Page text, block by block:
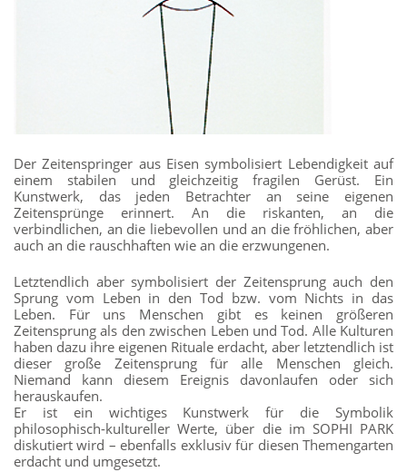
Der Zeitenspringer aus Eisen symbolisiert Lebendigkeit auf
einem stabilen und gleichzeitig fragilen Gerüst. Ein
Kunstwerk, das jeden Betrachter an seine eigenen
Zeitensprünge erinnert. An die riskanten, an die
verbindlichen, an die liebevollen und an die fröhlichen, aber
auch an die rauschhaften wie an die erzwungenen.
Letztendlich aber symbolisiert der Zeitensprung auch den
Sprung vom Leben in den Tod bzw. vom Nichts in das
Leben. Für uns Menschen gibt es keinen größeren
Zeitensprung als den zwischen Leben und Tod. Alle Kulturen
haben dazu ihre eigenen Rituale erdacht, aber letztendlich ist
dieser große Zeitensprung für alle Menschen gleich.
Niemand kann diesem Ereignis davonlaufen oder sich
herauskaufen.
Er ist ein wichtiges Kunstwerk für die Symbolik
philosophisch-kultureller Werte, über die im SOPHI PARK
diskutiert wird – ebenfalls exklusiv für diesen Themengarten
erdacht und umgesetzt.